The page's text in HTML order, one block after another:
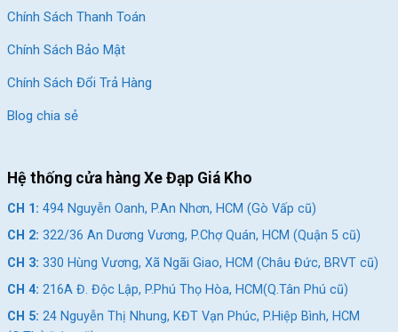
Chính Sách Thanh Toán
Chính Sách Bảo Mật
Chính Sách Đổi Trả Hàng
Blog chia sẻ
Hệ thống cửa hàng Xe Đạp Giá Kho
CH 1: 494 Nguyễn Oanh, P.An Nhơn, HCM (Gò Vấp cũ)
CH 2: 322/36 An Dương Vương, P.Chợ Quán, HCM (Quận 5 cũ)
CH 3: 330 Hùng Vương, Xã Ngãi Giao, HCM (Châu Đức, BRVT cũ)
CH 4: 216A Đ. Độc Lập, P.Phú Thọ Hòa, HCM(Q.Tân Phú cũ)
CH 5: 24 Nguyễn Thị Nhung, KĐT Vạn Phúc, P.Hiệp Bình, HCM